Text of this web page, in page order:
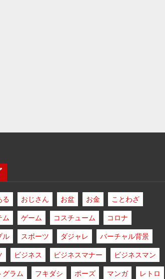
る おじさん お盆 お金
ことわざ
ム
ゲーム コスチューム
コロナ
ル
スポーツ ダジャレ
バーチャル背景
ビジネス ビジネスマナー
ビジネスマン
グラム
フキダシ ポーズ マンガ レトロ